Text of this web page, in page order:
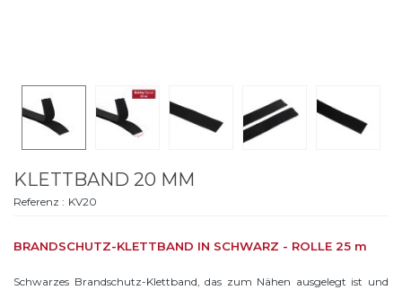
KLETTBAND 20 MM
Referenz : KV20
BRANDSCHUTZ-KLETTBAND IN SCHWARZ - ROLLE 25 m
Schwarzes Brandschutz-Klettband, das zum Nähen ausgelegt ist und